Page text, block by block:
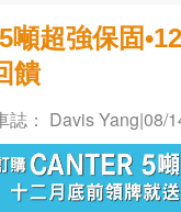
噸超強保固
饋
誌： Davis Yang|08/